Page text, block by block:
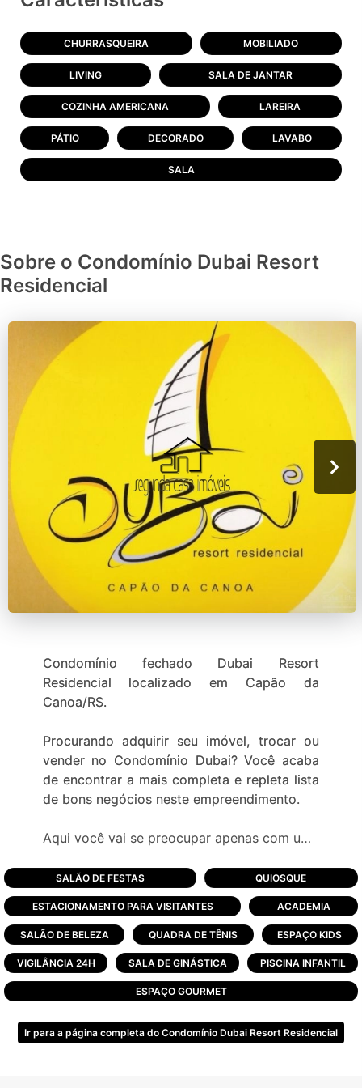
CHURRASQUEIRA MOBILIADO
LIVING SALA DE JANTAR
COZINHA AMERICANA LAREIRA
PÁTIO DECORADO LAVABO
SALA
Sobre o Condomínio Dubai Resort
Residencial
Condomínio fechado Dubai Resort
Residencial localizado em Capão da
Canoa/RS.
Procurando adquirir seu imóvel, trocar ou
vender no Condomínio Dubai? Você acaba
de encontrar a mais completa e repleta lista
de bons negócios neste empreendimento.
Aqui você vai se preocupar apenas com uma
opções de lazer distribuídas em 340 mil m².
Nada como poder viver grandes momentos.
O empreendimento foi lançado em 2011 e
possui uma área de mais de 340 mil m², 489
terrenos para construção da sua casa de
praia, ou opções de casas e sobrados
SALÃO DE FESTAS QUIOSQUE
ESTACIONAMENTO PARA VISITANTES ACADEMIA
SALÃO DE BELEZA QUADRA DE TÊNIS ESPAÇO KIDS
VIGILÂNCIA 24H SALA DE GINÁSTICA PISCINA INFANTIL
ESPAÇO GOURMET
Ir para a página completa do Condomínio Dubai Resort Residencial